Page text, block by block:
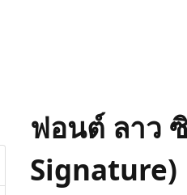
ฟอนต์ ลาว
Signature)